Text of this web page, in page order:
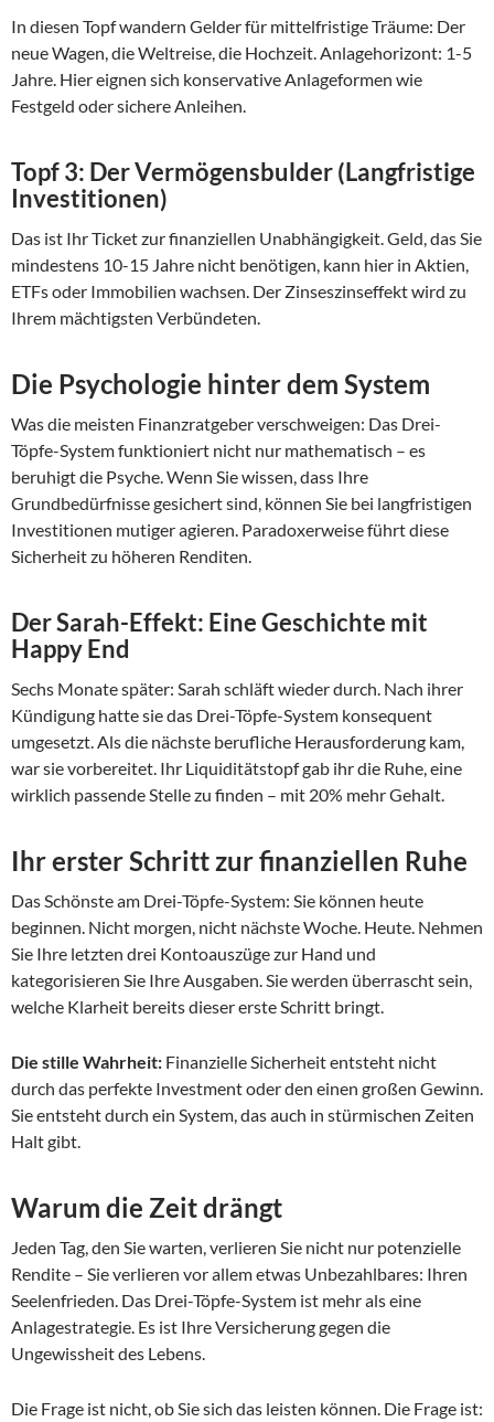
In diesen Topf wandern Gelder für mittelfristige Träume: Der
neue Wagen, die Weltreise, die Hochzeit. Anlagehorizont: 1-5
Jahre. Hier eignen sich konservative Anlageformen wie
Festgeld oder sichere Anleihen.
Topf 3: Der Vermögensbulder (Langfristige
Investitionen)
Das ist Ihr Ticket zur finanziellen Unabhängigkeit. Geld, das Sie
mindestens 10-15 Jahre nicht benötigen, kann hier in Aktien,
ETFs oder Immobilien wachsen. Der Zinseszinseffekt wird zu
Ihrem mächtigsten Verbündeten.
Die Psychologie hinter dem System
Was die meisten Finanzratgeber verschweigen: Das Drei-
Töpfe-System funktioniert nicht nur mathematisch – es
beruhigt die Psyche. Wenn Sie wissen, dass Ihre
Grundbedürfnisse gesichert sind, können Sie bei langfristigen
Investitionen mutiger agieren. Paradoxerweise führt diese
Sicherheit zu höheren Renditen.
Der Sarah-Effekt: Eine Geschichte mit
Happy End
Sechs Monate später: Sarah schläft wieder durch. Nach ihrer
Kündigung hatte sie das Drei-Töpfe-System konsequent
umgesetzt. Als die nächste berufliche Herausforderung kam,
war sie vorbereitet. Ihr Liquiditätstopf gab ihr die Ruhe, eine
wirklich passende Stelle zu finden – mit 20% mehr Gehalt.
Ihr erster Schritt zur finanziellen Ruhe
Das Schönste am Drei-Töpfe-System: Sie können heute
beginnen. Nicht morgen, nicht nächste Woche. Heute. Nehmen
Sie Ihre letzten drei Kontoauszüge zur Hand und
kategorisieren Sie Ihre Ausgaben. Sie werden überrascht sein,
welche Klarheit bereits dieser erste Schritt bringt.
Die stille Wahrheit: Finanzielle Sicherheit entsteht nicht
durch das perfekte Investment oder den einen großen Gewinn.
Sie entsteht durch ein System, das auch in stürmischen Zeiten
Halt gibt.
Warum die Zeit drängt
Jeden Tag, den Sie warten, verlieren Sie nicht nur potenzielle
Rendite – Sie verlieren vor allem etwas Unbezahlbares: Ihren
Seelenfrieden. Das Drei-Töpfe-System ist mehr als eine
Anlagestrategie. Es ist Ihre Versicherung gegen die
Ungewissheit des Lebens.
Die Frage ist nicht, ob Sie sich das leisten können. Die Frage ist: